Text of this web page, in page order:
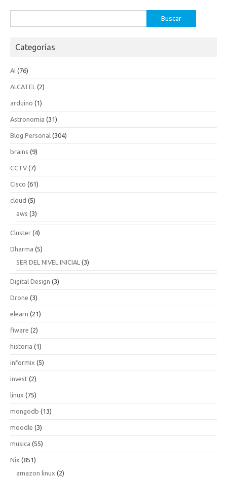
Categorías
AI (76)
ALCATEL (2)
arduino (1)
Astronomia (31)
Blog Personal (304)
brains (9)
CCTV (7)
Cisco (61)
cloud (5)
aws (3)
Cluster (4)
Dharma (5)
SER DEL NIVEL INICIAL (3)
Digital Design (3)
Drone (3)
elearn (21)
fiware (2)
historia (1)
informix (5)
invest (2)
linux (75)
mongodb (13)
moodle (3)
musica (55)
Nix (851)
amazon linux (2)